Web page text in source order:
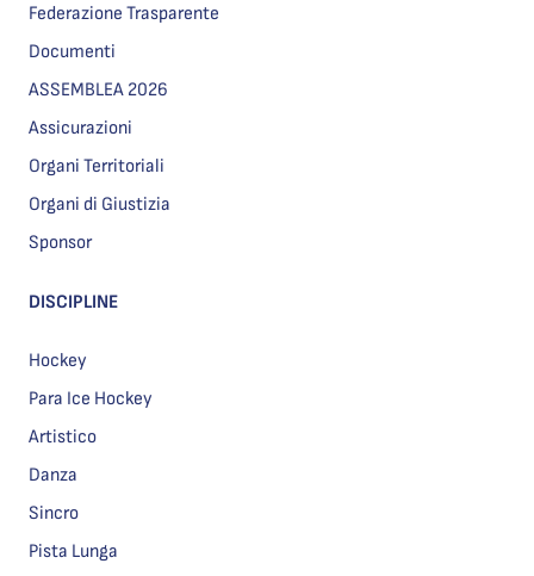
Federazione Trasparente
Documenti
ASSEMBLEA 2026
Assicurazioni
Organi Territoriali
Organi di Giustizia
Sponsor
DISCIPLINE
Hockey
Para Ice Hockey
Artistico
Danza
Sincro
Pista Lunga